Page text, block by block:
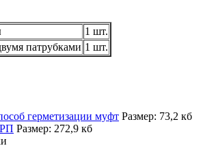
1 шт.
патрубками 1 шт.
герметизации муфт Размер: 73,2 кб
Размер: 272,9 кб